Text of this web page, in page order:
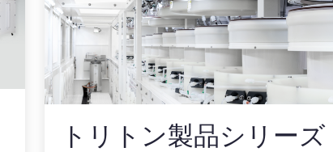
トリトン製品シリーズ